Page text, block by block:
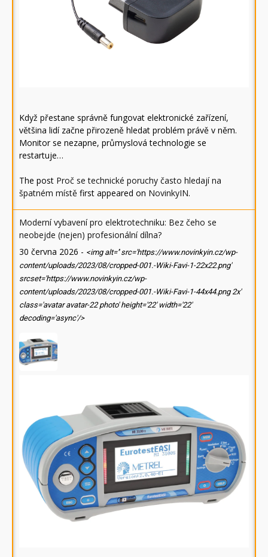
Když přestane správně fungovat elektronické zařízení,
většina lidí začne přirozeně hledat problém právě v něm.
Monitor se nezapne, průmyslová technologie se
restartuje…
The post Proč se technické poruchy často hledají na
špatném místě first appeared on NovinkyIN.
Moderní vybavení pro elektrotechniku: Bez čeho se
neobejde (nejen) profesionální dílna?
30 června 2026 - <img alt='' src='https://www.novinkyin.cz/wp-
content/uploads/2023/08/cropped-001.-Wiki-Favi-1-22x22.png'
srcset='https://www.novinkyin.cz/wp-
content/uploads/2023/08/cropped-001.-Wiki-Favi-1-44x44.png 2x'
class='avatar avatar-22 photo' height='22' width='22'
decoding='async'/>